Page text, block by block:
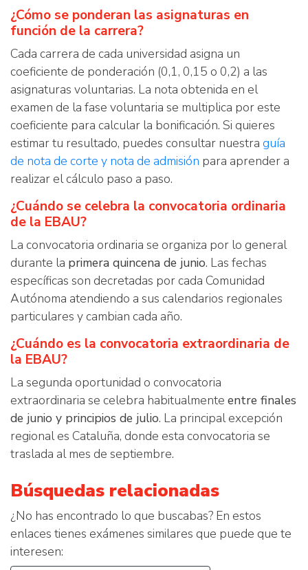
¿Cómo se ponderan las asignaturas en
función de la carrera?
Cada carrera de cada universidad asigna un
coeficiente de ponderación (0,1, 0,15 o 0,2) a las
asignaturas voluntarias. La nota obtenida en el
examen de la fase voluntaria se multiplica por este
coeficiente para calcular la bonificación. Si quieres
estimar tu resultado, puedes consultar nuestra guía
de nota de corte y nota de admisión para aprender a
realizar el cálculo paso a paso.
¿Cuándo se celebra la convocatoria ordinaria
de la EBAU?
La convocatoria ordinaria se organiza por lo general
durante la primera quincena de junio. Las fechas
específicas son decretadas por cada Comunidad
Autónoma atendiendo a sus calendarios regionales
particulares y cambian cada año.
¿Cuándo es la convocatoria extraordinaria de
la EBAU?
La segunda oportunidad o convocatoria
extraordinaria se celebra habitualmente entre finales
de junio y principios de julio. La principal excepción
regional es Cataluña, donde esta convocatoria se
traslada al mes de septiembre.
Búsquedas relacionadas
¿No has encontrado lo que buscabas? En estos
enlaces tienes exámenes similares que puede que te
interesen: